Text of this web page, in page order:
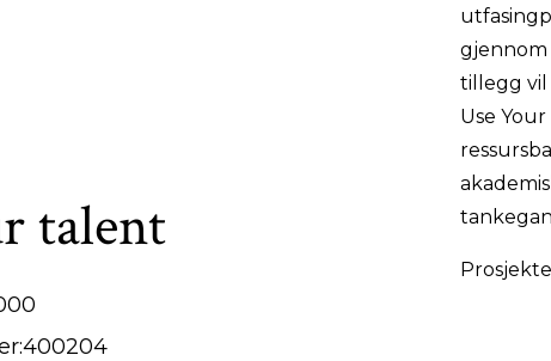
talent
400204
gjennom
tillegg vil
Use